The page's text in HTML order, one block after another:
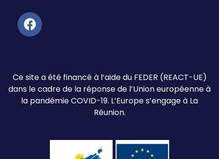
Ce site a été financé à l’aide du FEDER (REACT-UE)
dans le cadre de la réponse de l’Union européenne à
la pandémie COVID-19. L’Europe s’engage à La
Réunion.